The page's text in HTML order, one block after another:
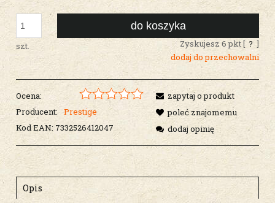
szt.
do koszyka
Zyskujesz 6pkt [ ? ]
dodaj do przechowalni
Ocena:
Producent:
Prestige
Kod EAN: 7332526412047
zapytaj o produkt
poleć znajomemu
dodaj opinię
Opis